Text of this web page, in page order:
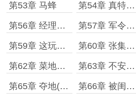
第53章 马蜂 第54章 真特么疼
第56章 经理花大强 第57章 军令状【努力更新,求票票
第59章 这玩意上头【加油码字,求票票 第60章 张集村小学
第62章 菜地被踩了 第63章 不安好心的王翠玲(一更)
第65章 夺地(努力三更,求票票 第66章 被闺女嘲笑